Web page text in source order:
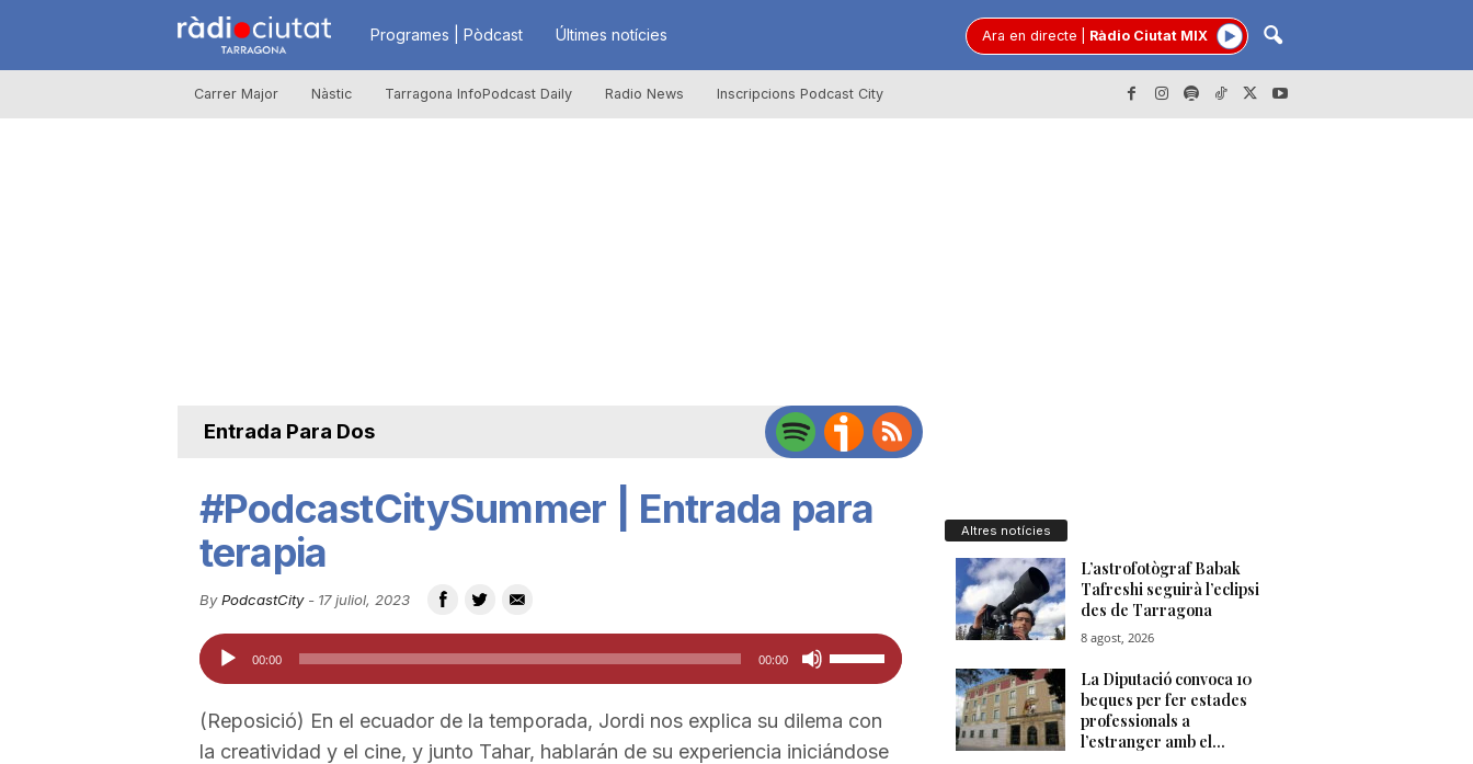
R
à
u
t
a
Programes | Pòdcast Últimes notícies Ara en directe Ràdio Ciutat MIX
Carrer Major Nàstic Tarragona InfoPodcast Daily Radio News Inscripcions Podcast City
Entrada Para Dos
#PodcastCitySummer | Entrada para
terapia
By PodcastCity- 17 juliol, 2023
Reproductor
d'àudio
00:00 00:00
Feu
servir
les
tecles
(Reposició) En el ecuador de la temporada, Jordi nos explica su dilema con
la creatividad y el cine, y junto Tahar, hablarán de su experiencia iniciándose
Altres notícies